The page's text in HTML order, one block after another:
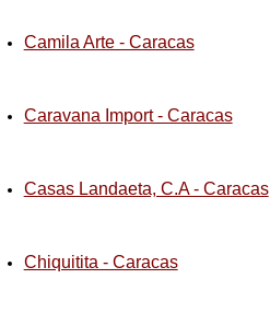
Camila Arte - Caracas
Caravana Import - Caracas
Casas Landaeta, C.A - Caracas
Chiquitita - Caracas